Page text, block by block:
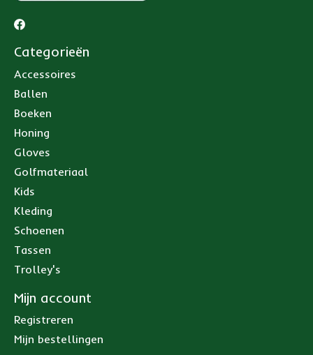
Categorieën
Accessoires
Ballen
Boeken
Honing
Gloves
Golfmateriaal
Kids
Kleding
Schoenen
Tassen
Trolley's
Mijn account
Registreren
Mijn bestellingen